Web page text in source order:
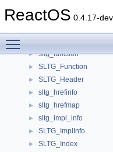
ReactOS 0.4.17-
► sltg_block
► sltg_function
► SLTG_Function
► SLTG_Header
► sltg_hrefinfo
► sltg_hrefmap
► sltg_impl_info
► SLTG_ImplInfo
► SLTG_Index